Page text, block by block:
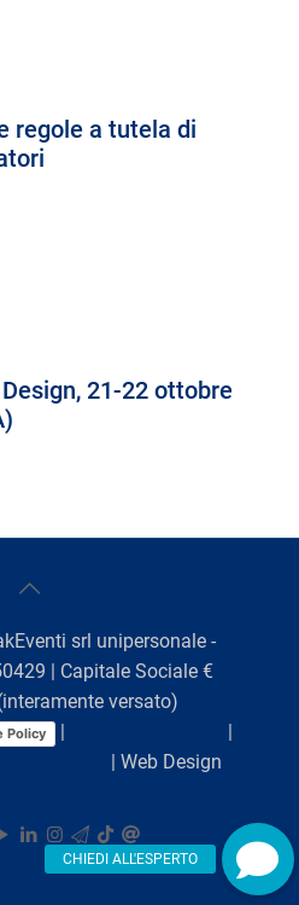
regole a tutela di
21-22 ottobre
srl unipersonale -
| Capitale Sociale €
versato)
Policy
| Web Design